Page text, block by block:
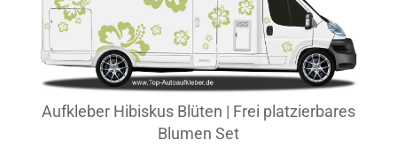
Aufkleber Hibiskus Blüten | Frei platzierbares
Blumen Set